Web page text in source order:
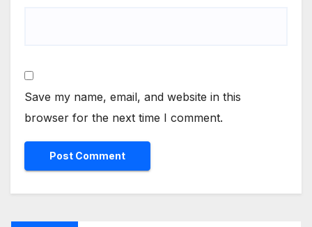
Save my name, email, and website in this
browser for the next time I comment.